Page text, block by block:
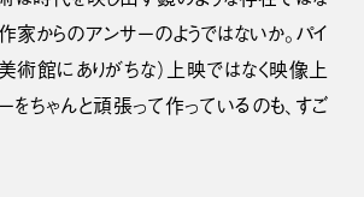
家からのアンサーのようではないか。パイ
術館にありがちな）上映ではなく映像上
をちゃんと頑張って作っているのも、すご